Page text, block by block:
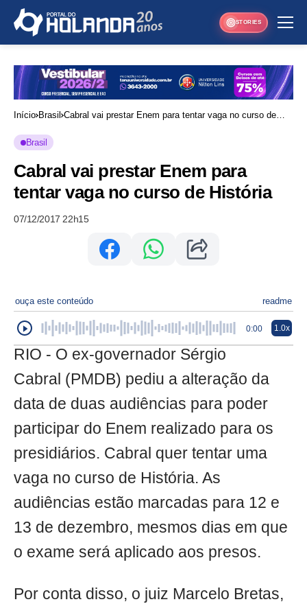
STORIES
Início Brasil Cabral vai prestar Enem para tentar vaga no curso de
Brasil
Cabral vai prestar Enem para
tentar vaga no curso de História
07/12/2017 22h15
ouça este conteúdo readme
0:00 1.0x
RIO - O ex-governador Sérgio
Cabral (PMDB) pediu a alteração da
data de duas audiências para poder
participar do Enem realizado para os
presidiários. Cabral quer tentar uma
vaga no curso de História. As
audiências estão marcadas para 12 e
13 de dezembro, mesmos dias em que
o exame será aplicado aos presos.
Por conta disso, o juiz Marcelo Bretas,